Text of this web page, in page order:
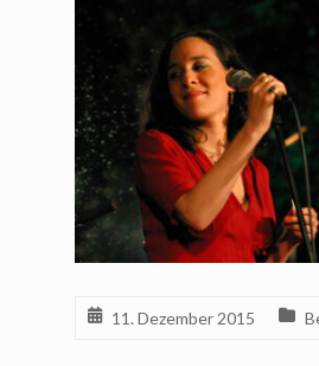
11. Dezember 2015